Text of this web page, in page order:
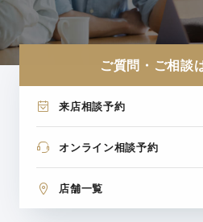
ご質問・ご相談
来店相談予約
オンライン相談予約
店舗一覧